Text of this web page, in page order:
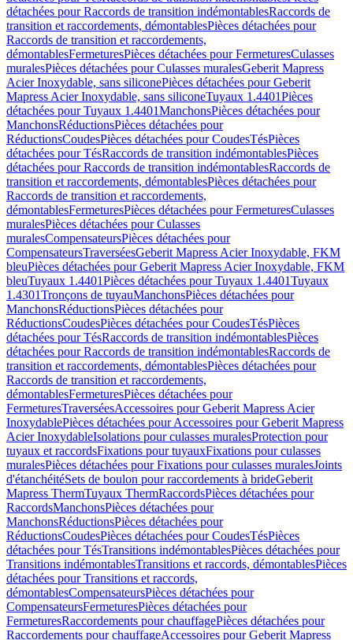
détachées pour Raccords de transition indémontablesRaccords de
transition et raccordements, démontablesPièces détachées pour
Raccords de transition et raccordements,
démontablesFermeturesPièces détachées pour FermeturesCulasses
muralesPièces détachées pour Culasses muralesGeberit Mapress
Acier Inoxydable, sans siliconePièces détachées pour Geberit
Mapress Acier Inoxydable, sans siliconeTuyaux 1.4401Pièces
détachées pour Tuyaux 1.4401ManchonsPièces détachées pour
ManchonsRéductionsPièces détachées pour
RéductionsCoudesPièces détachées pour CoudesTésPièces
détachées pour TésRaccords de transition indémontablesPièces
détachées pour Raccords de transition indémontablesRaccords de
transition et raccordements, démontablesPièces détachées pour
Raccords de transition et raccordements,
démontablesFermeturesPièces détachées pour FermeturesCulasses
muralesPièces détachées pour Culasses
muralesCompensateursPièces détachées pour
CompensateursTraverséesGeberit Mapress Acier Inoxydable, FKM
bleuPièces détachées pour Geberit Mapress Acier Inoxydable, FKM
bleuTuyaux 1.4401Pièces détachées pour Tuyaux 1.4401Tuyaux
1.4301Tronçons de tuyauManchonsPièces détachées pour
ManchonsRéductionsPièces détachées pour
RéductionsCoudesPièces détachées pour CoudesTésPièces
détachées pour TésRaccords de transition indémontablesPièces
détachées pour Raccords de transition indémontablesRaccords de
transition et raccordements, démontablesPièces détachées pour
Raccords de transition et raccordements,
démontablesFermeturesPièces détachées pour
FermeturesTraverséesAccessoires pour Geberit Mapress Acier
InoxydablePièces détachées pour Accessoires pour Geberit Mapress
Acier InoxydableIsolations pour culasses muralesProtection pour
tuyaux et raccordsFixations pour tuyauxFixations pour culasses
muralesPièces détachées pour Fixations pour culasses muralesJoints
d'étanchéitéSets de boulon pour raccordements à brideGeberit
Mapress ThermTuyaux ThermRaccordsPièces détachées pour
RaccordsManchonsPièces détachées pour
ManchonsRéductionsPièces détachées pour
RéductionsCoudesPièces détachées pour CoudesTésPièces
détachées pour TésTransitions indémontablesPièces détachées pour
Transitions indémontablesTransitions et raccords, démontablesPièces
détachées pour Transitions et raccords,
démontablesCompensateursPièces détachées pour
CompensateursFermeturesPièces détachées pour
FermeturesRaccordements pour chauffagePièces détachées pour
Raccordements pour chauffageAccessoires pour Geberit Mapress